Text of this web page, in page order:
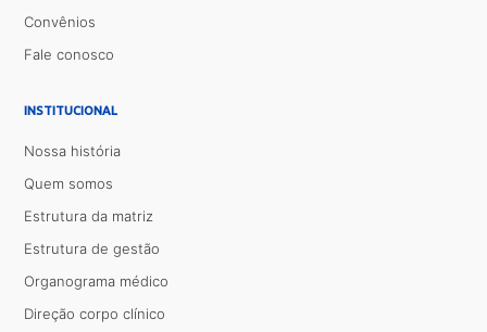
Convênios
Fale conosco
INSTITUCIONAL
Nossa história
Quem somos
Estrutura da matriz
Estrutura de gestão
Organograma médico
Direção corpo clínico